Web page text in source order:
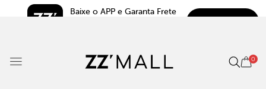
Baixe o APP e Garanta Frete
0